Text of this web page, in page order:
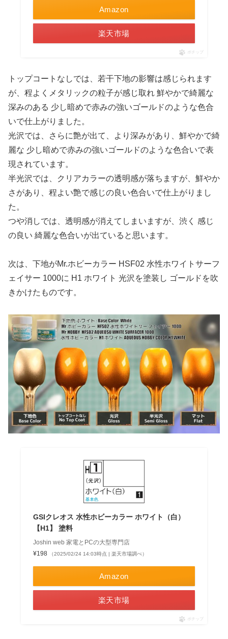
Amazon
楽天市場
ポチップ
トップコートなしでは、若干下地の影響は感じられます
が、程よくメタリックの粒子が感じ取れ 鮮やかで綺麗な
深みのある 少し暗めで赤みの強いゴールドのような色合
いで仕上がりました。
光沢では、さらに艶が出て、より深みがあり、鮮やかで綺
麗な 少し暗めで赤みの強いゴールドのような色合いで表
現されています。
半光沢では、クリアカラーの透明感が落ちますが、鮮やか
さがあり、程よい艶で感じの良い色合いで仕上がりまし
た。
つや消しでは、透明感が消えてしまいますが、渋く 感じ
の良い 綺麗な色合いが出ていると思います。
次は、下地がMr.ホビーカラー HSF02 水性ホワイトサーフ
ェイサー 1000に H1 ホワイト 光沢を塗装し ゴールドを吹
きかけたものです。
GSIクレオス 水性ホビーカラー ホワイト（白）
【H1】 塗料
Joshin web 家電とPCの大型専門店
¥198
（2025/02/24 14:03時点 | 楽天市場調べ）
Amazon
楽天市場
ポチップ